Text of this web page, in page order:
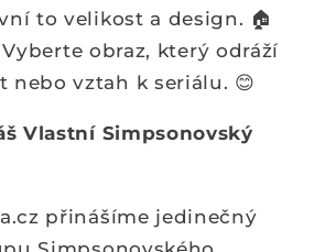
to velikost a design. 🏠
Vyberte obraz, který odráží
nebo vztah k seriálu. 😊
Vlastní Simpsonovský
přinášíme jedinečný